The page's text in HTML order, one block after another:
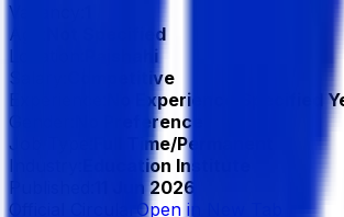
Vacancy:
Age:
Not Specified
Rajshahi
Competitive
No Experience Specified
Gender:
No Preference
Job Type:
Full Time/Permanent
Education Institute
Published:
11 Jun 2026
Official Circular
Open in New Tab